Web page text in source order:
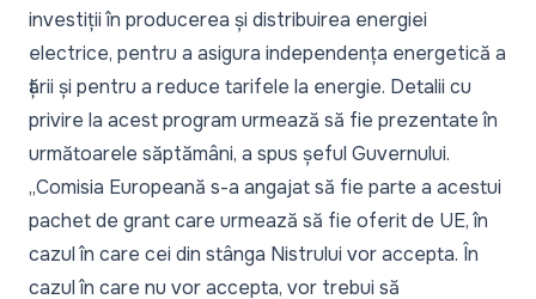
investiții în producerea și distribuirea energiei
electrice, pentru a asigura independența energetică a
țării și pentru a reduce tarifele la energie. Detalii cu
privire la acest program urmează să fie prezentate în
următoarele săptămâni, a spus șeful Guvernului.
„Comisia Europeană s-a angajat să fie parte a acestui
pachet de grant care urmează să fie oferit de UE, în
cazul în care cei din stânga Nistrului vor accepta. În
cazul în care nu vor accepta, vor trebui să